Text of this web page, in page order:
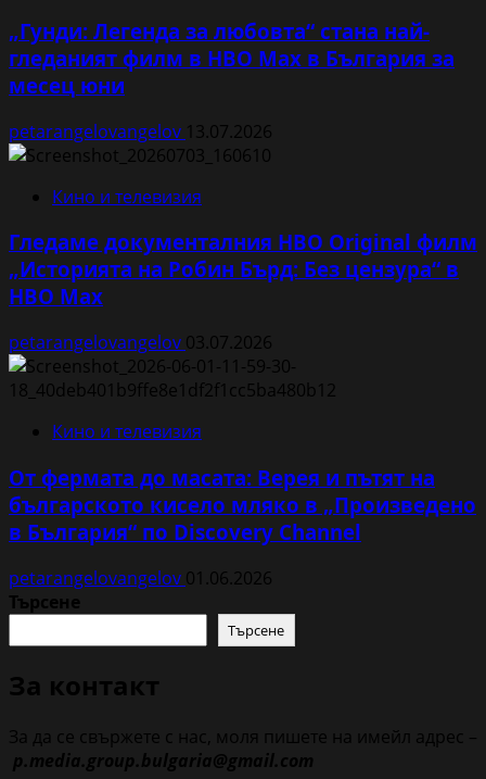
„Гунди: Легенда за любовта“ стана най-
гледаният филм в HBO Max в България за
месец юни
petarangelovangelov 13.07.2026
Кино и телевизия
Гледаме документалния HBO Original филм
„Историята на Робин Бърд: Без цензура“ в
HBO Max
petarangelovangelov 03.07.2026
Кино и телевизия
От фермата до масата: Верея и пътят на
българското кисело мляко в „Произведено
в България“ по Discovery Channel
petarangelovangelov 01.06.2026
Търсене
Търсене
За контакт
За да се свържете с нас, моля пишете на имейл адрес –
p.media.group.bulgaria@gmail.com